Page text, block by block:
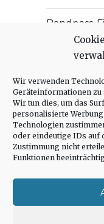
Wir verwenden
Geräteinformationen
Wir tun dies, um das
personalisierte
Technologien
oder eindeutige IDs auf
Zustimmung nicht
Funktionen
Bandpass-
Ungewollte